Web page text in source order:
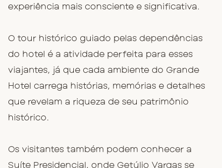
experiência mais consciente e significativa.
O tour histórico guiado pelas dependências
do hotel é a atividade perfeita para esses
viajantes, já que cada ambiente do Grande
Hotel carrega histórias, memórias e detalhes
que revelam a riqueza de seu patrimônio
histórico.
Os visitantes também podem conhecer a
Suíte Presidencial, onde Getúlio Vargas se